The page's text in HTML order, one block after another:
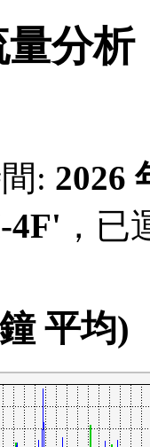
分析
: 2026
4F' ，
平均)